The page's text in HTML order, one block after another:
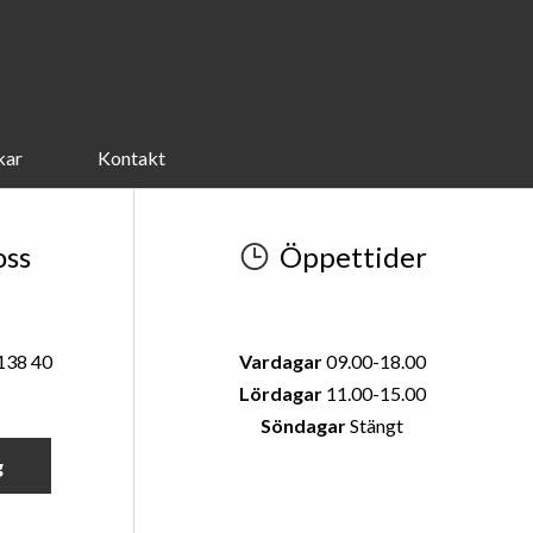
Kontakt
40
Öppettider
Vardagar09.00-18.00
Lördagar11.00-15.00
SöndagarStängt